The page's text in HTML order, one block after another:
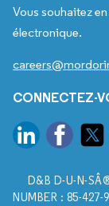
Vous souhaitez
électronique.
CONNECTEZ-
D&B D-U-N-
NUMBER : 85-427-